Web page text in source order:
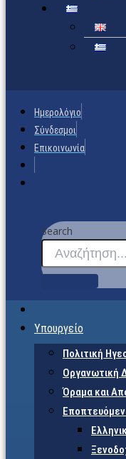
Ημερολόγιο
Σύνδεσμοι
Επικοινωνία
Search
Υπουργείο
Πολιτική
Οργανωτική
Όραμα και